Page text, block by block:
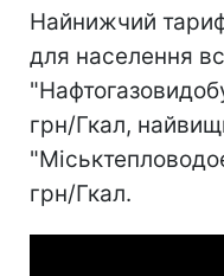
Найнижчий
для населення
грн/Гкал,
грн/Гкал.